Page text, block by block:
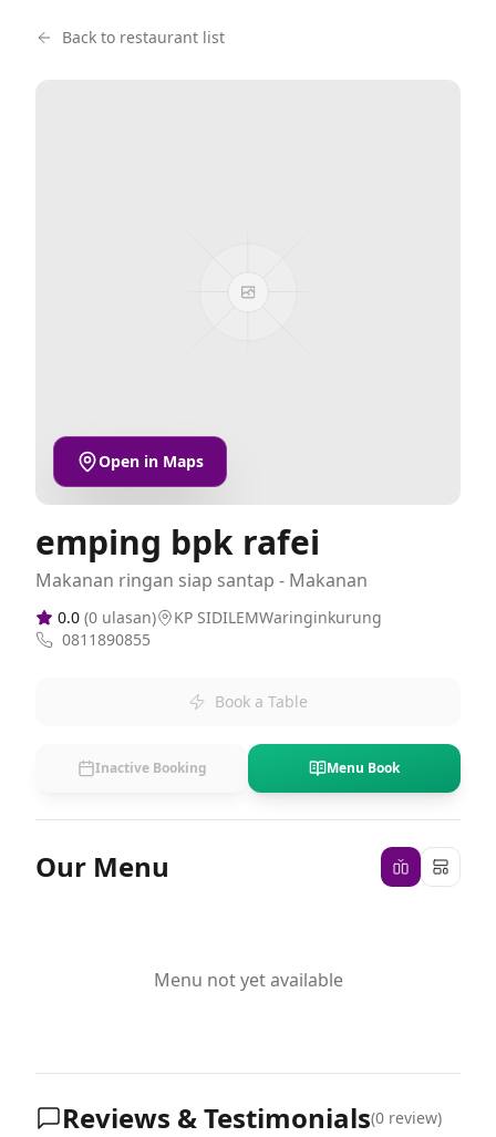
Back to restaurant list
Open in Maps
emping bpk rafei
Makanan ringan siap santap - Makanan
0.0 (0 ulasan)
KP SIDILEMWaringinkurung
0811890855
Book a Table
Inactive Booking Menu Book
Our Menu
Menu not yet available
Reviews & Testimonials(0 review)